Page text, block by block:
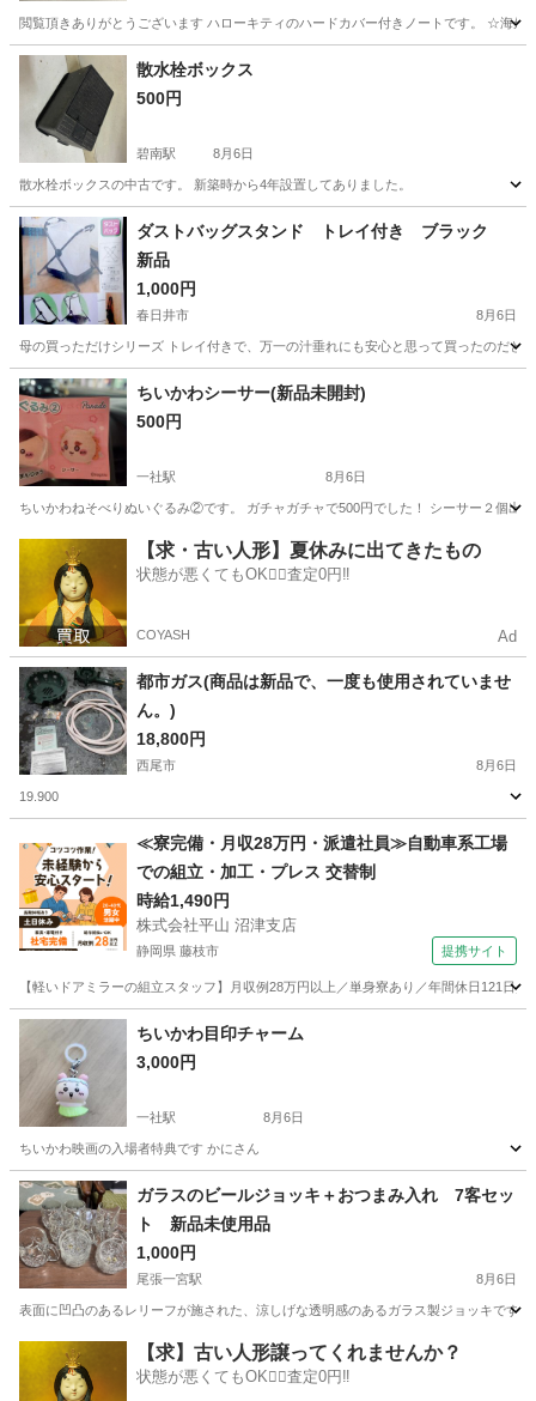
閲覧頂きありがとうございます ハローキティのハードカバー付きノートです。 ☆海
愛知 春日井市 高蔵寺駅
散水栓ボックス
500円
碧南駅 8月6日
散水栓ボックスの中古です。 新築時から4年設置してありました。
愛知 碧南市 碧南駅 その他 ボックス
ダストバッグスタンド トレイ付き ブラック
新品
1,000円
春日井市 8月6日
母の買っただけシリーズ トレイ付きで、万一の汁垂れにも安心と思って買ったのだ
愛知 春日井市 掃除用具 新品
ちいかわシーサー(新品未開封)
500円
一社駅 8月6日
ちいかわねそべりぬいぐるみ②です。 ガチャガチャで500円でした！ シーサー２個出
一社駅 その他 ちい
【求・古い人形】夏休みに出てきたもの
状態が悪くてもOK🙆‍♀️査定0円‼️
COYASH Ad
都市ガス(商品は新品で、一度も使用されていませ
ん。)
18,800円
西尾市 8月6日
19.900
家庭用品 都市ガス
≪寮完備・月収28万円・派遣社員≫自動車系工場
での組立・加工・プレス 交替制
時給1,490円
株式会社平山 沼津支店
静岡県 藤枝市 提携サイト
【軽いドアミラーの組立スタッフ】月収例28万円以上／単身寮あり／年間休日121
静岡 藤枝市 その他
ちいかわ目印チャーム
3,000円
一社駅 8月6日
ちいかわ映画の入場者特典です かにさん
愛知 名古屋市 一社駅 ノベルティグッズ
ガラスのビールジョッキ＋おつまみ入れ 7客セッ
ト 新品未使用品
1,000円
尾張一宮駅 8月6日
表面に凹凸のあるレリーフが施された、涼しげな透明感のあるガラス製ジョッキです
尾張一宮駅 食器
【求】古い人形譲ってくれませんか？
状態が悪くてもOK🙆‍♀️査定0円‼️